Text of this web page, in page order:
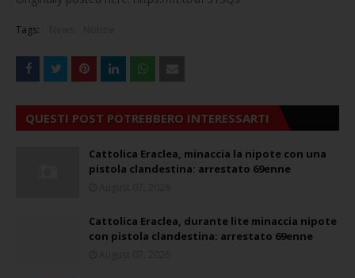
Tags:
QUESTI POST POTREBBERO INTERESSARTI
Cattolica Eraclea, minaccia la nipote con una
pistola clandestina: arrestato 69enne
Cattolica Eraclea, durante lite minaccia nipote
con pistola clandestina: arrestato 69enne